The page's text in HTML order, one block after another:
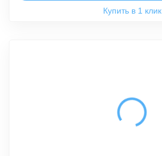
Купить в 1 клик